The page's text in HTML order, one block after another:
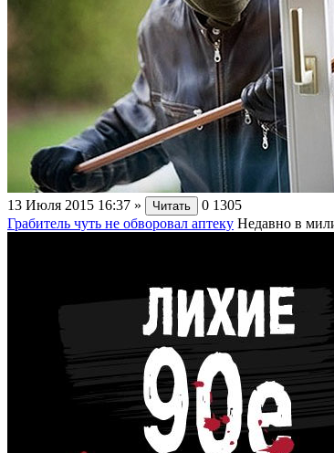
13 Июля 2015 16:37 » Читать 0 1305
Грабитель чуть не обворовал аптеку Недавно в